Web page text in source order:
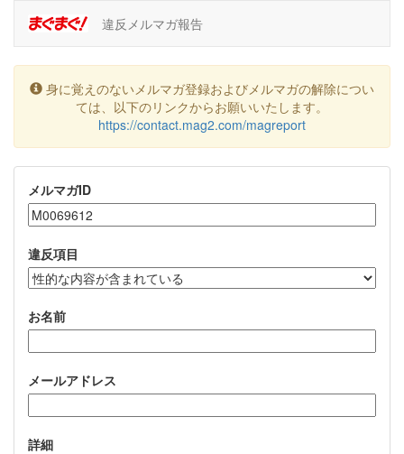
違反メルマガ報告
身に覚えのないメルマガ登録およびメルマガの解除につい
ては、以下のリンクからお願いいたします。
https://contact.mag2.com/magreport
メルマガID
違反項目
お名前
メールアドレス
詳細